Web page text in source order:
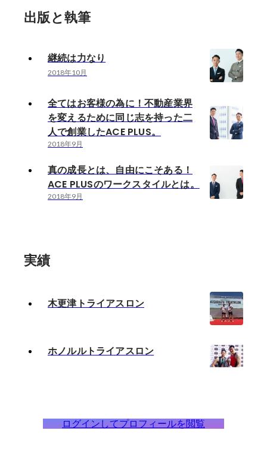
出版と執筆
継続は力なり
2018年10月
全てはお客様の為に！不動産業界
を変えるために同じ志を持った二
人で創業したACE PLUS。
2018年9月
真の成長とは、自由にこそある！
ACE PLUSのワークスタイルとは。
2018年9月
実績
木更津トライアスロン
ホノルルトライアスロン
ログインしてプロフィールを閲覧